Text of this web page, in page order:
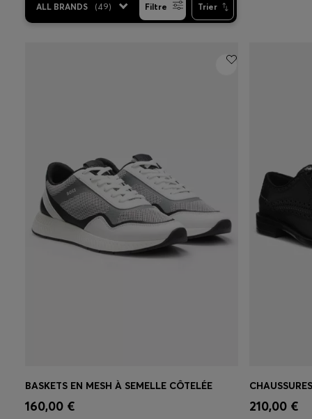
ALL BRANDS (49) Filtre Trier
Achat rapide
taille)
BASKETS EN MESH À SEMELLE CÔTELÉE
160,00 €
Achat
taille)
210,00 €